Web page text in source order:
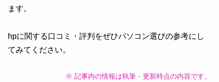
ます。
hpに関する口コミ・評判をぜひパソコン選びの参考にし
てみてください。
※ 記事内の情報は執筆・更新時点の内容です。